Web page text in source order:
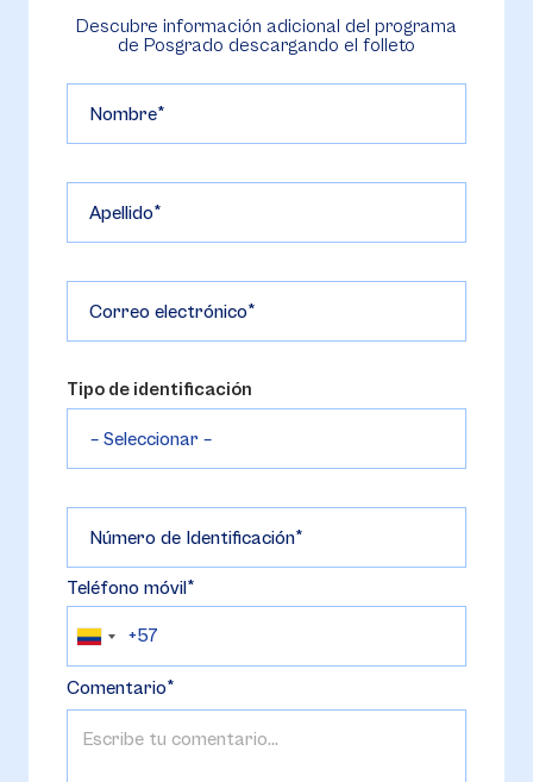
Descubre información adicional del programa
de Posgrado descargando el folleto
Nombre
Apellido
Correo electrónico
Tipo de identificación
Número de Identificación
Teléfono móvil
Comentario